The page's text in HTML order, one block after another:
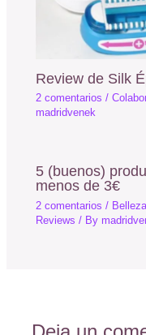
Review de Silk
2 comentarios /
madridvenek
5 (buenos)
menos de 3€
2 comentarios /
Reviews / By